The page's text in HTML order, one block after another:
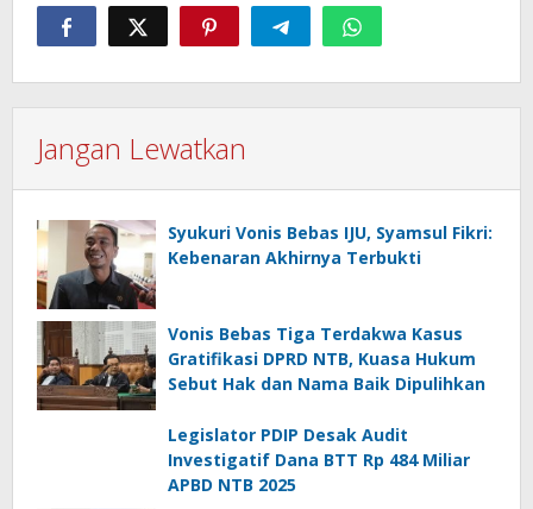
Jangan Lewatkan
Syukuri Vonis Bebas IJU, Syamsul Fikri:
Kebenaran Akhirnya Terbukti
Vonis Bebas Tiga Terdakwa Kasus
Gratifikasi DPRD NTB, Kuasa Hukum
Sebut Hak dan Nama Baik Dipulihkan
Legislator PDIP Desak Audit
Investigatif Dana BTT Rp 484 Miliar
APBD NTB 2025